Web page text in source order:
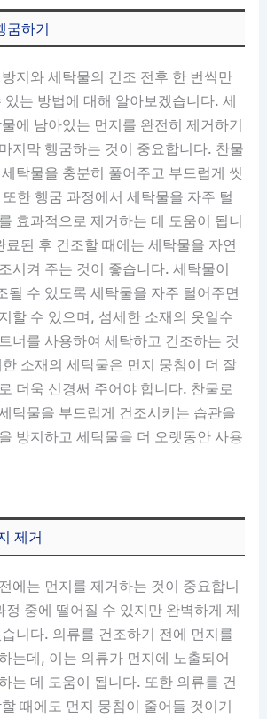
굼하기
지와 세탁물의 건조 전후 한 번씩만
있는 방법에 대해 알아보겠습니다. 세
에 남아있는 먼지를 완전히 제거하기
지막 헹굼하는 것이 중요합니다. 찬물
탁물을 충분히 풀어주고 부드럽게 씻
한 헹굼 과정에서 세탁물을 자주 털
효과적으로 제거하는 데 도움이 됩니
료된 후 건조할 때에는 세탁물을 자연
시켜 주는 것이 좋습니다. 세탁물이
될 수 있도록 세탁물을 자주 털어주면
할 수 있으며, 섬세한 소재의 옷일수
너를 사용하여 세탁하고 건조하는 것
소재의 세탁물은 먼지 뭉침이 더 잘
더욱 신경써 주어야 합니다. 찬물로
탁물을 부드럽게 건조시키는 습관을
방지하고 세탁물을 더 오랫동안 사용
제거
에는 먼지를 제거하는 것이 중요합니
정 중에 떨어질 수 있지만 완벽하게 제
니다. 의류를 건조하기 전에 먼지를
는데, 이는 의류가 먼지에 노출되어
는 데 도움이 됩니다. 또한 의류를 건
때에도 먼지 뭉침이 줄어들 것이기